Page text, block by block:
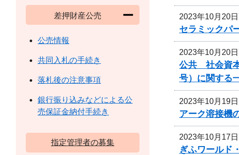
2023年10月20
セラミックパ
2023年10月20
公共 社会資本
号）に関する
2023年10月19
アーク溶接機
2023年10月17
ぎふワールド
差押財産公売
公売情報
共同入札の手続き
落札後の注意事項
銀行振り込みなどによる公
売保証金納付手続き
指定管理者の募集